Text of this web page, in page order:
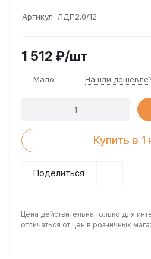
Артикул: ЛДП2.0/12
1 512₽/шт
Мало Нашли
Купить в 1
Поделиться
Цена действительна только для
отличаться от цен в розничных